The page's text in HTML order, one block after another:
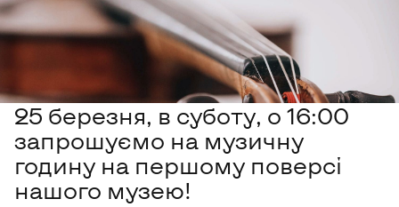
25 березня, в суботу, о 16:00
запрошуємо на музичну
годину на першому поверсі
нашого музею!